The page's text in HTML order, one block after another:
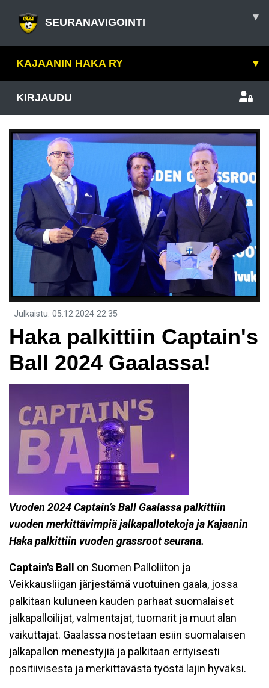
SEURANAVIGOINTI ▾
KAJAANIN HAKA RY ▾
KIRJAUDU
Julkaistu: 05.12.2024 22.35
Haka palkittiin Captain's
Ball 2024 Gaalassa!
Vuoden 2024 Captain’s Ball Gaalassa palkittiin
vuoden merkittävimpiä jalkapallotekoja ja Kajaanin
Haka palkittiin vuoden grassroot seurana.
Captain's Ball
on Suomen Palloliiton ja
Veikkausliigan järjestämä vuotuinen gaala, jossa
palkitaan kuluneen kauden parhaat suomalaiset
jalkapalloilijat, valmentajat, tuomarit ja muut alan
vaikuttajat. Gaalassa nostetaan esiin suomalaisen
jalkapallon menestyjiä ja palkitaan erityisesti
positiivisesta ja merkittävästä työstä lajin hyväksi.